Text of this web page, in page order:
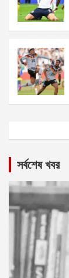
সর্বশেষ খবর